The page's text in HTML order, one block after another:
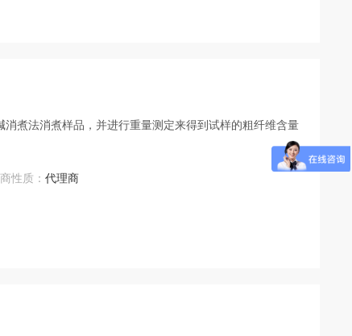
煮法消煮样品，并进行重量测定来得到试样的粗纤维含量
性质：代理商